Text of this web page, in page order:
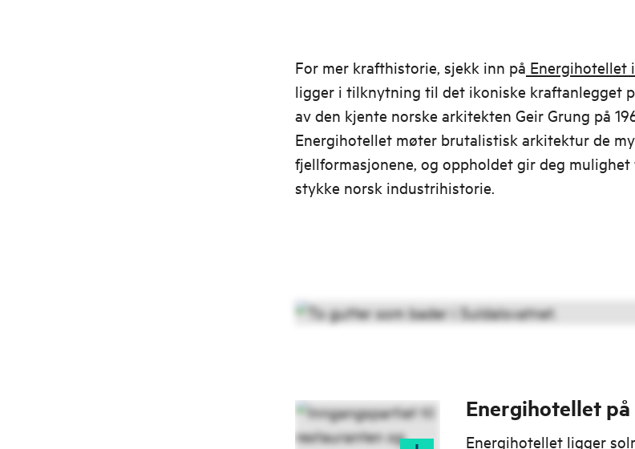
For mer krafthistorie, sjekk inn på Energihotellet
ligger i tilknytning til det ikoniske kraftanlegget
av den kjente norske arkitekten Geir Grung på
Energihotellet møter brutalistisk arkitektur de
fjellformasjonene, og oppholdet gir deg
stykke norsk industrihistorie.
Energihotellet
Energihotellet ligger